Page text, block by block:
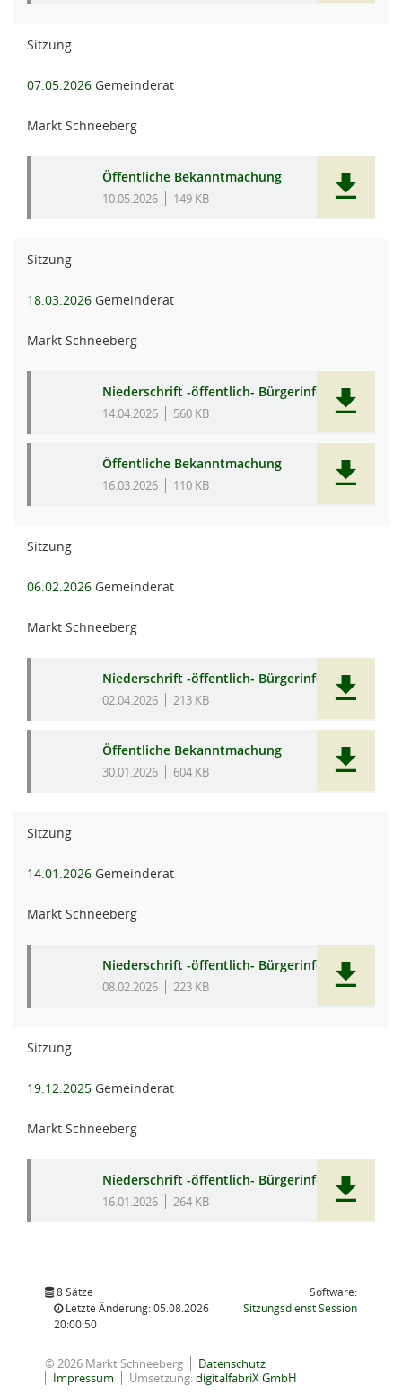
Sitzung
07.05.2026 Gemeinderat
Markt Schneeberg
Öffentliche Bekanntmachung
10.05.2026 149 KB
Sitzung
18.03.2026 Gemeinderat
Markt Schneeberg
Niederschrift -öffentlich- Bürgerinfo
14.04.2026 560 KB
Öffentliche Bekanntmachung
16.03.2026 110 KB
Sitzung
06.02.2026 Gemeinderat
Markt Schneeberg
Niederschrift -öffentlich- Bürgerinfo
02.04.2026 213 KB
Öffentliche Bekanntmachung
30.01.2026 604 KB
Sitzung
14.01.2026 Gemeinderat
Markt Schneeberg
Niederschrift -öffentlich- Bürgerinfo
08.02.2026 223 KB
Sitzung
19.12.2025 Gemeinderat
Markt Schneeberg
Niederschrift -öffentlich- Bürgerinfo
16.01.2026 264 KB
8 Sätze
Letzte Änderung: 05.08.2026
20:00:50
Software:
SitzungsdienstSession(Wird in
© 2026 Markt Schneeberg
Datenschutz
Impressum
Umsetzung:digitalfabriX GmbH